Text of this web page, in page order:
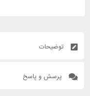
توضیحات
پرسش و پاسخ